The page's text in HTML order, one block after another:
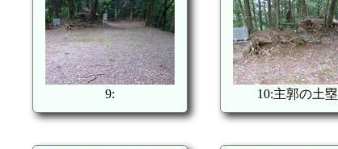
9: 10:主郭の土塁